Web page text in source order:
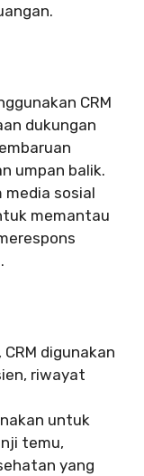
CRM
dukungan
umpan balik.
sosial
memantau
digunakan
riwayat
untuk
temu,
yang